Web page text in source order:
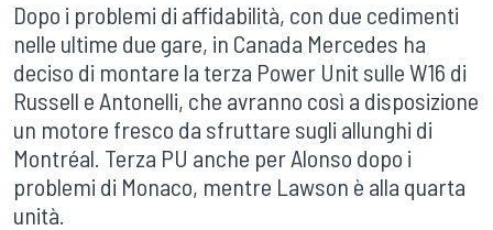
Dopo i problemi di affidabilità, con due cedimenti
nelle ultime due gare, in Canada Mercedes ha
deciso di montare la terza Power Unit sulle W16 di
Russell e Antonelli, che avranno così a disposizione
un motore fresco da sfruttare sugli allunghi di
Montréal. Terza PU anche per Alonso dopo i
problemi di Monaco, mentre Lawson è alla quarta
unità.